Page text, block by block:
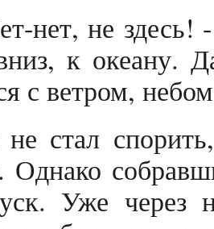
нет, не здесь!
к океану.
с ветром,
стал
Однако
Уже через